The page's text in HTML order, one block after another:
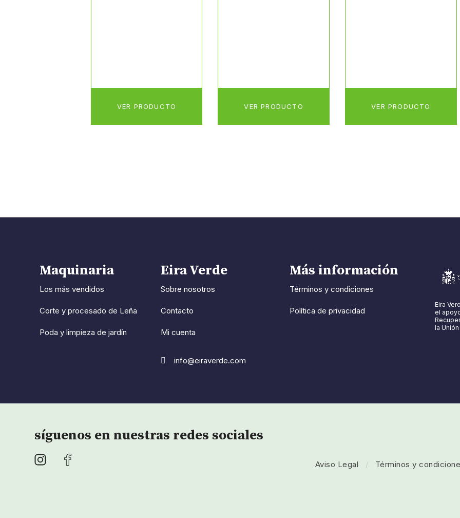
VER PRODUCTO VER PRODUCTO VER PRODUCTO
Maquinaria
Los más vendidos
Corte y procesado de Leña
Poda y limpieza de jardín
Eira Verde
Sobre nosotros
Contacto
Mi cuenta
info@eiraverde.com
Más información
Términos y condiciones
Política de privacidad
Eira
el
la
síguenos en nuestras redes sociales
Aviso Legal / Términos y